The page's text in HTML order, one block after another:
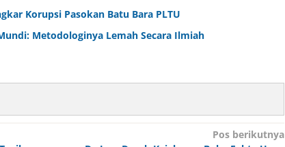
Korupsi Pasokan Batu Bara PLTU
Metodologinya Lemah Secara Ilmiah
Pos berikutnya